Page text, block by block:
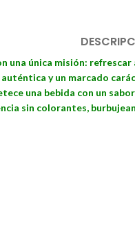
única misión:
y un marcado
una bebida con un
sin colorantes,